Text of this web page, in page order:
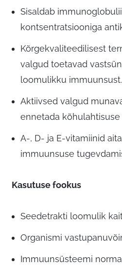
Sisaldab
kontsentratsiooniga
Kõrgekvaliteedilisest
valgud toetavad
loomulikku immuunsust.
Aktiivsed valgud
ennetada kõhulahtisuse
A-, D- ja E-vitamiinid
immuunsuse
Kasutuse fookus
Seedetrakti loomulik
Organismi
Immuunsüsteemi